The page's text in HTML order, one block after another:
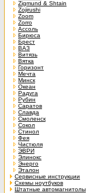
Zigmund & Shtain
Zojirushi
Zoom
Zorro
Ассоль
Бирюса
Брест
ВАЗ
Витязь
Вятка
Горизонт
Мечта
Минск
Океан
Радуга
Рубин
Саратов
Славда
Смоленск
Сокол
Стинол
Фея
Чистюля
ЭВРИ
Элинокс
Энерго
Эталон
Сервисные инструкции
Схемы ноутбуков
Штатные автомагнитолы